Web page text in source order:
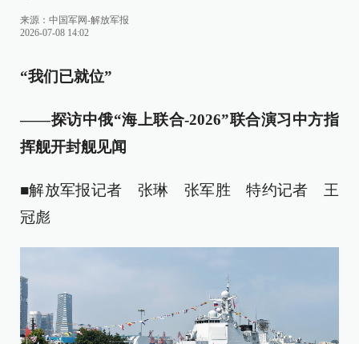
来源： 中国军网-解放军报
2026-07-08 14:02
“我们已就位”
——探访中俄“海上联合-2026”联合演习中方指
挥舰开封舰见闻
■解放军报记者 张琳 张军胜 特约记者 王
冠彪